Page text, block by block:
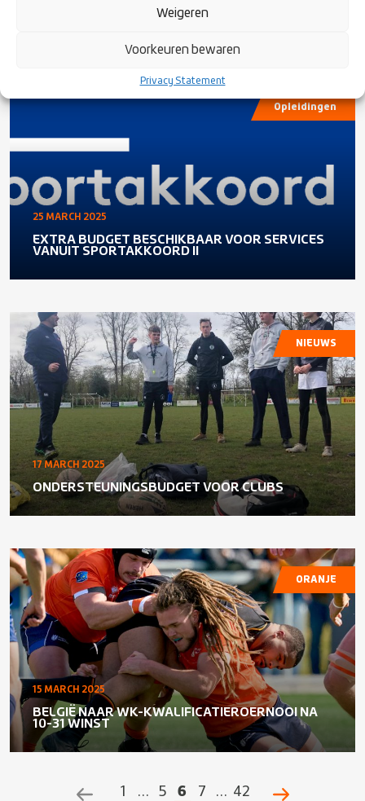
Weigeren
Voorkeuren bewaren
Privacy Statement
25 MARCH 2025
EXTRA BUDGET BESCHIKBAAR VOOR SERVICES
VANUIT SPORTAKKOORD II
Opleidingen
17 MARCH 2025
ONDERSTEUNINGSBUDGET VOOR CLUBS
NIEUWS
15 MARCH 2025
BELGIË NAAR WK-KWALIFICATIEROERNOOI NA
10-31 WINST
ORANJE
POSTS1 … 5 6 7 … 42